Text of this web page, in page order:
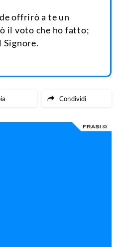
offrirò a te un
il voto che ho fatto;
Signore.
Condividi